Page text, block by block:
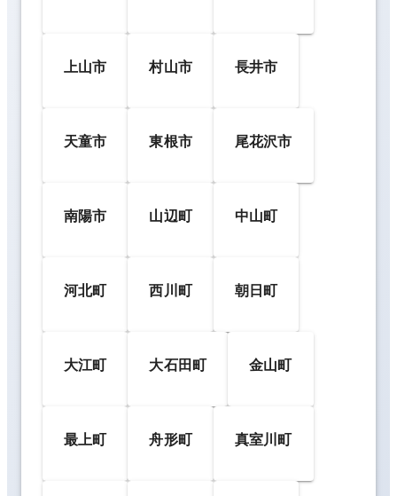
上山市 村山市 長井市
天童市 東根市 尾花沢市
南陽市 山辺町 中山町
河北町 西川町 朝日町
大江町 大石田町 金山町
最上町 舟形町 真室川町